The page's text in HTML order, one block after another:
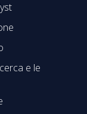
e le